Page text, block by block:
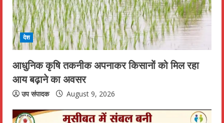
d
i
n
g
देश
आधुनिक कृषि तकनीक अपनाकर किसानों को मिल रहा
आय बढ़ाने का अवसर
उप संपादक August 9, 2026